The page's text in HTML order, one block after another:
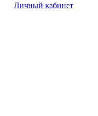
Личный кабинет